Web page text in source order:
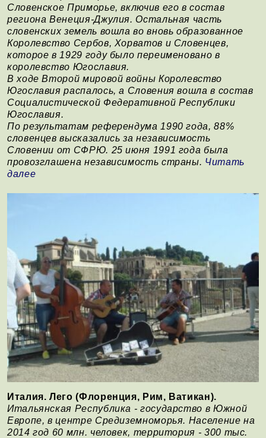
Словенское Приморье, включив его в состав
региона Венеция-Джулия. Остальная часть
словенских земель вошла во вновь образованное
Королевство Сербов, Хорватов и Словенцев,
которое в 1929 году было переименовано в
королевство Югославия.
В ходе Второй мировой войны Королевство
Югославия распалось, а Словения вошла в состав
Социалистической Федеративной Республики
Югославия.
По результатам референдума 1990 года, 88%
словенцев высказались за независимость
Словении от СФРЮ. 25 июня 1991 года была
провозглашена независимость страны. Читать
далее
Италия. Лего (Флоренция, Рим, Ватикан).
Итальянская Республика - государство в Южной
Европе, в центре Средиземноморья. Население на
2014 год 60 млн. человек, территория - 300 тыс.